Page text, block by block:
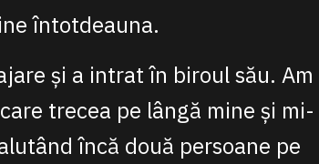
întotdeauna.
și a intrat în biroul său. Am
trecea pe lângă mine și mi-
încă două persoane pe